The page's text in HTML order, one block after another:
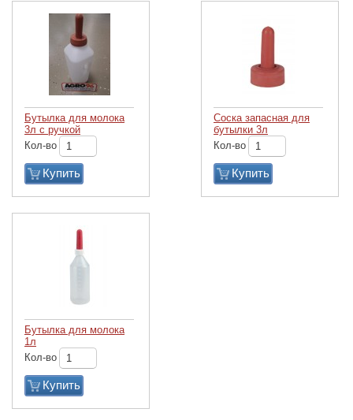
Бутылка для молока
3л с ручкой
Кол-во
Купить
Соска запасная для
бутылки 3л
Кол-во
Купить
Бутылка для молока
1л
Кол-во
Купить